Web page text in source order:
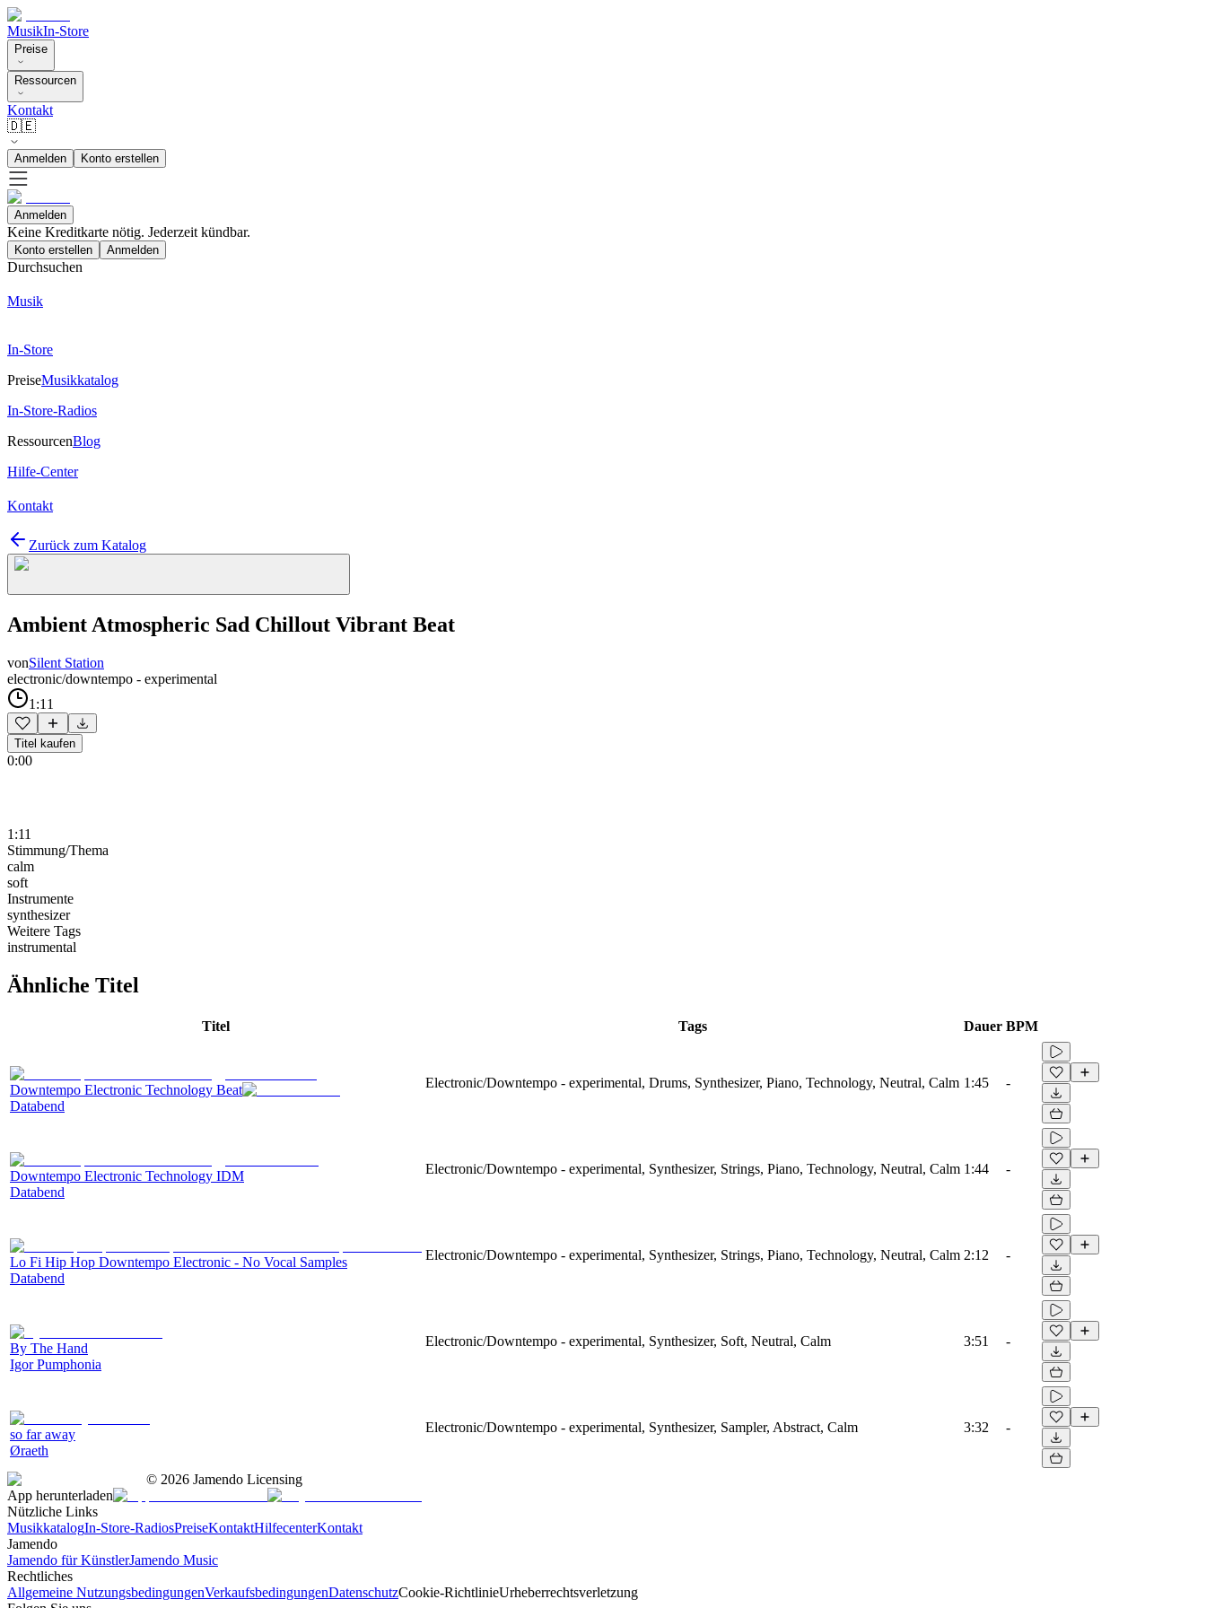
MusikIn-Store
Preise
Ressourcen
Kontakt
🇩🇪
Anmelden Konto erstellen
Anmelden
Keine Kreditkarte nötig. Jederzeit kündbar.
Konto erstellen Anmelden
Durchsuchen
Musik
In-Store
PreiseMusikkatalog
In-Store-Radios
RessourcenBlog
Hilfe-Center
Kontakt
Zurück zum Katalog
Ambient Atmospheric Sad Chillout Vibrant Beat
vonSilent Station
electronic/downtempo - experimental
1:11
Titel kaufen
0:00
1:11
Stimmung/Thema
calm
soft
Instrumente
synthesizer
Weitere Tags
instrumental
Ähnliche Titel
Titel Tags Dauer BPM
Downtempo Electronic Technology Beat
Databend
Electronic/Downtempo - experimental, Drums, Synthesizer, Piano, Technology, Neutral, Calm 1:45 -
Downtempo Electronic Technology IDM
Databend
Electronic/Downtempo - experimental, Synthesizer, Strings, Piano, Technology, Neutral, Calm 1:44 -
Lo Fi Hip Hop Downtempo Electronic - No Vocal Samples
Databend
Electronic/Downtempo - experimental, Synthesizer, Strings, Piano, Technology, Neutral, Calm 2:12 -
By The Hand
Igor Pumphonia
Electronic/Downtempo - experimental, Synthesizer, Soft, Neutral, Calm 3:51 -
so far away
Øraeth
Electronic/Downtempo - experimental, Synthesizer, Sampler, Abstract, Calm 3:32 -
© 2026 Jamendo Licensing
App herunterladen
Nützliche Links
MusikkatalogIn-Store-RadiosPreiseKontaktHilfecenterKontakt
Jamendo
Jamendo für KünstlerJamendo Music
Rechtliches
Allgemeine NutzungsbedingungenVerkaufsbedingungenDatenschutzCookie-RichtlinieUrheberrechtsverletzung